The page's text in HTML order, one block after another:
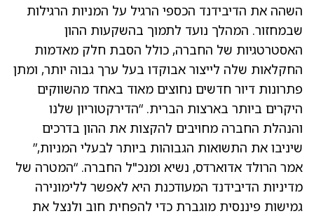
השהה את הדיבידנד הכספי הרגיל על המניות הרגילות
שבמחזור. המהלך נועד לתמוך בהשקעות ההון
האסטרטגיות של החברה, כולל הסבת חלק מאדמות
החקלאות שלה לייצור אבוקדו בעל ערך גבוה יותר, ומתן
פתרונות דיור חדשים נחוצים מאוד באחד מהשווקים
היקרים ביותר בארצות הברית. “הדירקטוריון שלנו
והנהלת החברה מחויבים להקצות את ההון בדרכים
שיניבו את התשואות הגבוהות ביותר לבעלי המניות,”
אמר הרולד אדוארדס, נשיא ומנכ"ל החברה. “המטרה של
מדיניות הדיבידנד המעודכנת היא לאפשר ללימונירה
גמישות פיננסית מוגברת כדי להפחית חוב ולנצל את